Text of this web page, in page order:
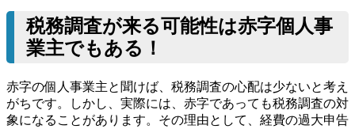
税務調査が来る可能性は赤字個人事
業主でもある！
赤字の個人事業主と聞けば、税務調査の心配は少ないと考え
がちです。しかし、実際には、赤字であっても税務調査の対
象になることがあります。その理由として、経費の過大申告